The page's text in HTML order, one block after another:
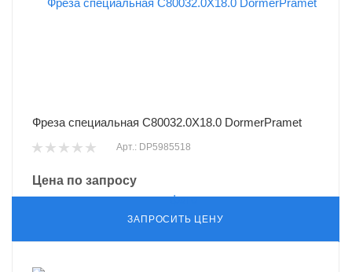
Фреза специальная C80032.0X18.0 DormerPramet
Арт.: DP5985518
Цена по запросу
ЗАПРОСИТЬ ЦЕНУ